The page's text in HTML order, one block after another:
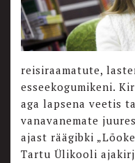
reisiraamatute,
esseekogumikeni.
aga lapsena veetis
vanavanemate
ajast räägibki
Tartu Ülikooli